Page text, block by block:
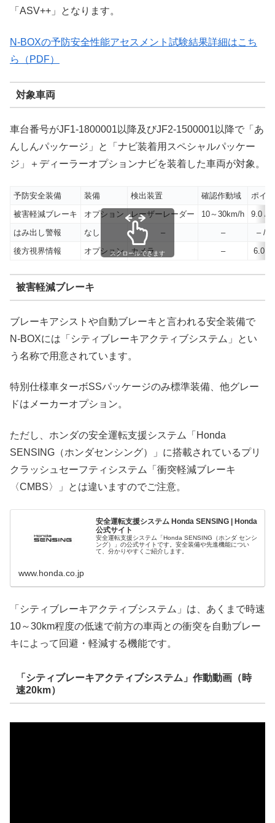
「ASV++」となります。
N-BOXの予防安全性能アセスメント試験結果詳細はこち
ら（PDF）
対象車両
車台番号がJF1-1800001以降及びJF2-1500001以降で「あ
んしんパッケージ」と「ナビ装着用スペシャルパッケー
ジ」＋ディーラーオプションナビを装着した車両が対象。
予防安全装備 装備 検出装置 確認作動域
ポイ
被害軽減ブレーキ
オプション レーザーレーダー 10～30km/h
9.0 /
はみ出し警報
なし – –
– /
後方視界情報
オプション カメラ – 6.0 /
スクロールできます
被害軽減ブレーキ
ブレーキアシストや自動ブレーキと言われる安全装備で
N-BOXには「シティブレーキアクティブシステム」とい
う名称で用意されています。
特別仕様車ターボSSパッケージのみ標準装備、他グレー
ドはメーカーオプション。
ただし、ホンダの安全運転支援システム「Honda
SENSING（ホンダセンシング）」に搭載されているプリ
クラッシュセーフティシステム「衝突軽減ブレーキ
〈CMBS〉」とは違いますのでご注意。
安全運転支援システム Honda SENSING | Honda
公式サイト
安全運転支援システム「Honda SENSING（ホンダ センシ
ング）」の公式サイトです。安全装備や先進機能につい
て、分かりやすくご紹介します。
www.honda.co.jp
「シティブレーキアクティブシステム」は、あくまで時速
10～30km程度の低速で前方の車両との衝突を自動ブレー
キによって回避・軽減する機能です。
「シティブレーキアクティブシステム」作動動画（時
速20km）